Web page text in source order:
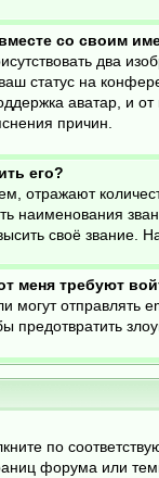
со своим
два
статус на
аватар, и
причин.
его?
отражают
наименования
своё звание.
меня требуют
могут
предотвратить
по
форума или